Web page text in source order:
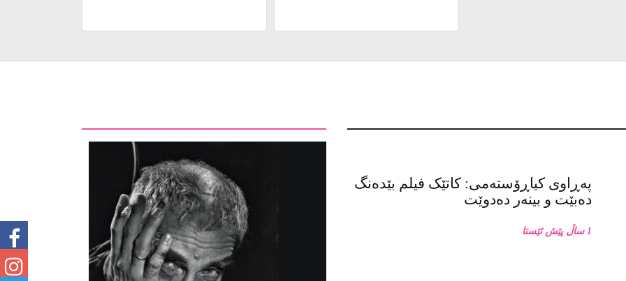
پەڕاوی کیاڕۆستەمی: کاتێک فیلم بێدەنگ
دەبێت و بینەر دەدوێت
1 ساڵ پێش ئێستا